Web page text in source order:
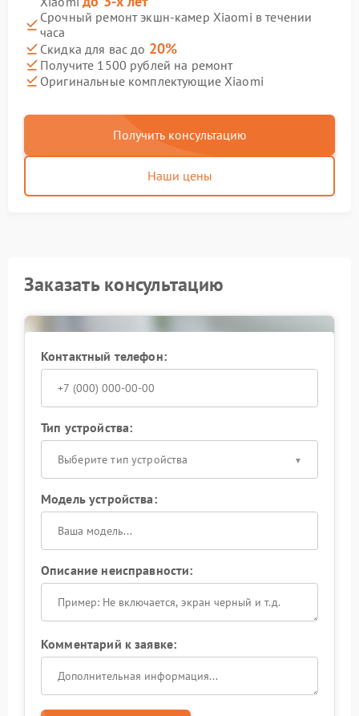
Срочный ремонт экшн-камер Xiaomi в течении
часа
Скидка для вас до 20%
Получите 1500 рублей на ремонт
Оригинальные комплектующие Xiaomi
Получить консультацию
Наши цены
Заказать консультацию
Контактный телефон:
Тип устройства:
Выберите тип устройства
Модель устройства:
Описание неисправности:
Комментарий к заявке: